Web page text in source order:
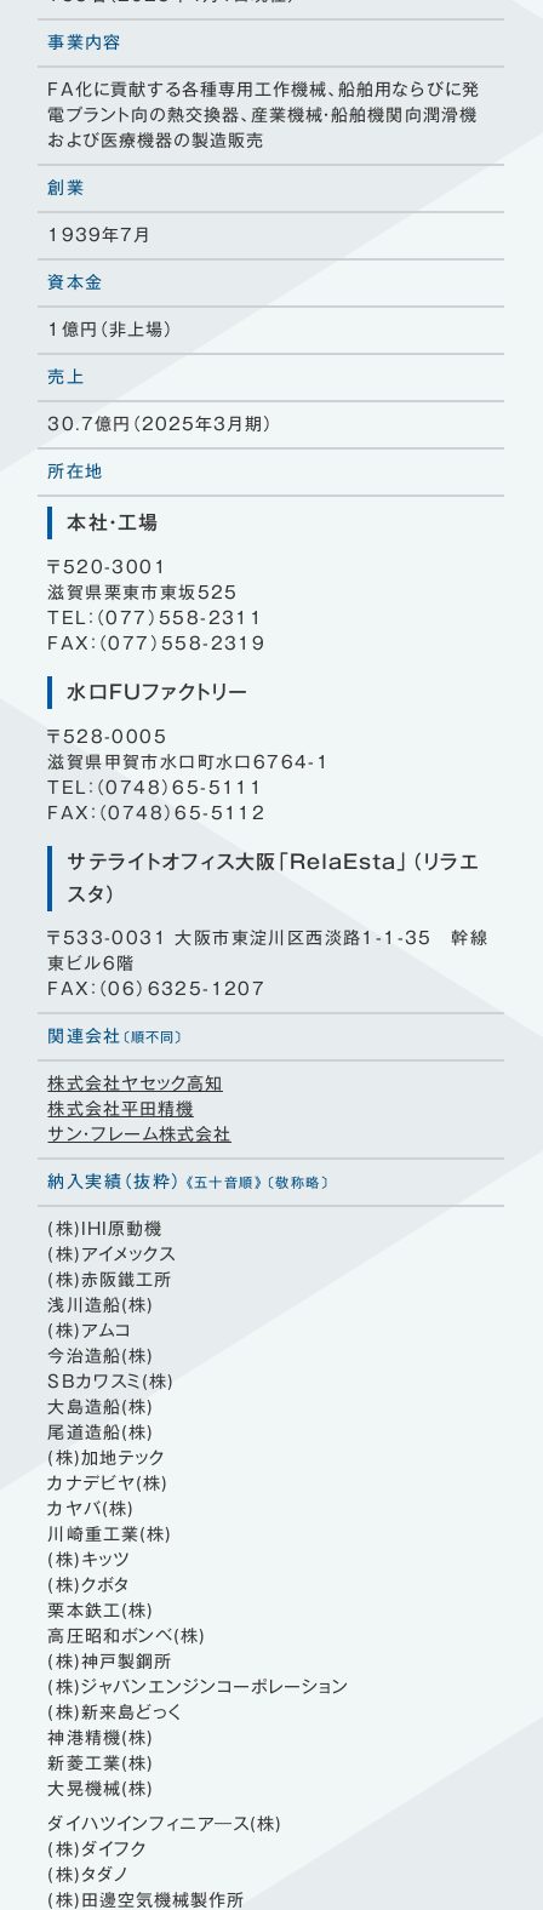
事業内容
FA化に貢献する各種専用工作機械、船舶用ならびに発
電プラント向の熱交換器、産業機械・船舶機関向潤滑機
および医療機器の製造販売
創業
1939年7月
資本金
1億円（非上場）
売上
30.7億円（2025年3月期）
所在地
本社・工場
〒520-3001
滋賀県栗東市東坂525
TEL：（077）558-2311
FAX：（077）558-2319
水口FUファクトリー
〒528-0005
滋賀県甲賀市水口町水口6764-1
TEL：（0748）65-5111
FAX：（0748）65-5112
サテライトオフィス大阪「RelaEsta」（リラエ
スタ）
〒533-0031 大阪市東淀川区西淡路1-1-35 幹線
東ビル6階
FAX：（06）6325-1207
関連会社 〔順不同〕
株式会社ヤセック高知
株式会社平田精機
サン・フレーム株式会社
納入実績（抜粋） 《五十音順》 〔敬称略〕
(株)IHI原動機
(株)アイメックス
(株)赤阪鐵工所
浅川造船(株)
(株)アムコ
今治造船(株)
SBカワスミ(株)
大島造船(株)
尾道造船(株)
(株)加地テック
カナデビヤ(株)
カヤバ(株)
川崎重工業(株)
(株)キッツ
(株)クボタ
栗本鉄工(株)
高圧昭和ボンベ(株)
(株)神戸製鋼所
(株)ジャパンエンジンコーポレーション
(株)新来島どっく
神港精機(株)
新菱工業(株)
大晃機械(株)
ダイハツインフィニア―ス(株)
(株)ダイフク
(株)タダノ
(株)田邊空気機械製作所